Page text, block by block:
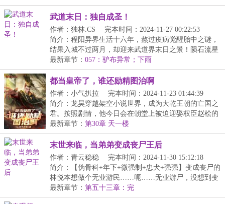
（求追读）
武道末日：独自成圣！
作者：独林.CS
完本时间：2024-11-27 00:22:53
简介：程阳异界生活十六年，熬过疫病觉醒胎中之谜，
结果入城不过两月，却迎来武道界末日之景！陨石流星
的...
最新章节： 057：驴布异常；下雨
都当皇帝了，谁还励精图治啊
作者：小气扒拉
完本时间：2024-11-23 01:44:39
简介：龙昊穿越架空小说世界，成为大乾王朝的亡国之
君。按照剧情，他今日会在朝堂上被迫迎娶权臣赵桧的
女...
最新章节： 第30章 天一楼
末世来临，当弟弟变成丧尸王后
作者：青云稳稳
完本时间：2024-11-30 15:12:18
简介：【伪骨科+年下+微强制+忠犬+强强】变成丧尸的
林悦本想做个无业游民……呃……无业游尸，没想到变
成...
最新章节： 第五十三章：完